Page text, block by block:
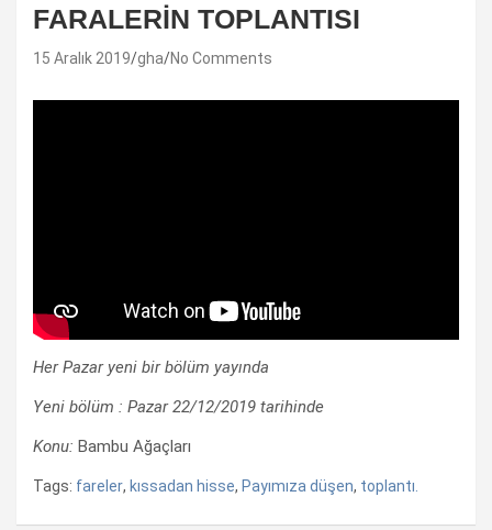
FARALERİN TOPLANTISI
15 Aralık 2019 gha No Comments
Her Pazar yeni bir bölüm yayında
Yeni bölüm : Pazar 22/12/2019 tarihinde
Konu: Bambu Ağaçları
Tags: fareler, kıssadan hisse, Payımıza düşen, toplantı.